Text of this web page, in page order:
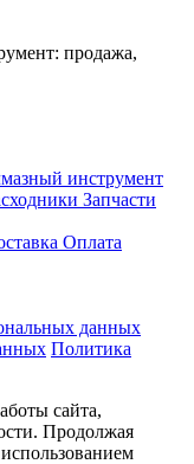
продажа,
инструмент
Запчасти
Оплата
данных
Политика
сайта,
Продолжая